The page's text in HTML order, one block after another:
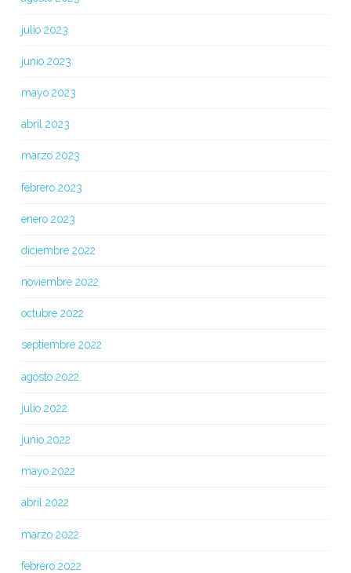
julio 2023
junio 2023
mayo 2023
abril 2023
marzo 2023
febrero 2023
enero 2023
diciembre 2022
noviembre 2022
octubre 2022
septiembre 2022
agosto 2022
julio 2022
junio 2022
mayo 2022
abril 2022
marzo 2022
febrero 2022